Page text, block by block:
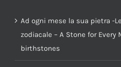
Ad ogni mese la sua pietra -
zodiacale – A Stone for Every
birthstones